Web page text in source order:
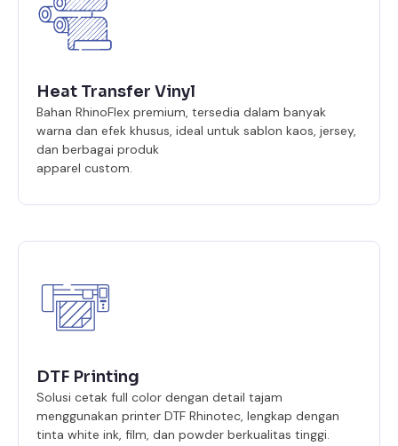
Heat Transfer Vinyl
Bahan RhinoFlex premium, tersedia dalam banyak
warna dan efek khusus, ideal untuk sablon kaos, jersey,
dan berbagai produk
apparel custom.
DTF Printing
Solusi cetak full color dengan detail tajam
menggunakan printer DTF Rhinotec, lengkap dengan
tinta white ink, film, dan powder berkualitas tinggi.